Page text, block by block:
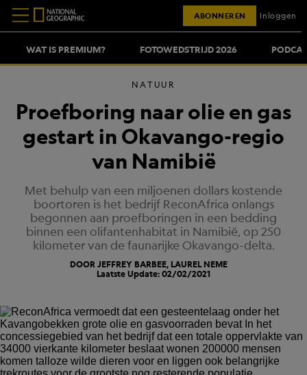
WAT IS PREMIUM? FOTOWEDSTRIJD 2026
ABONNEREN Inloggen
NATUUR
Proefboring naar olie en gas
gestart in Okavango-regio
van Namibië
Met behulp van een miljoenen dollars kostende
boortoren is het bedrijf ReconAfrica onlangs
begonnen aan proefboringen in een bedding
binnen een olifantenhabitat in Namibië, op 250
kilometer van de faunarijke Okavango-delta.
DOOR JEFFREY BARBEE, LAUREL NEME
Laatste Update: 02/02/2021